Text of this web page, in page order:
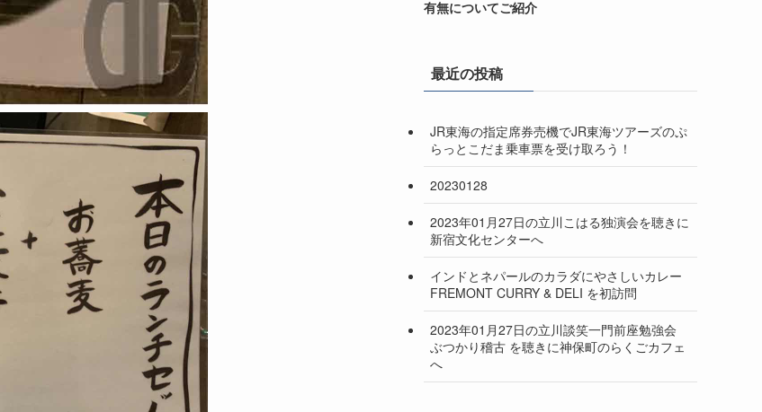
有無についてご紹介
最近の投稿
JR東海の指定席券売機でJR東海ツアーズのぷ
らっとこだま乗車票を受け取ろう！
20230128
2023年01月27日の立川こはる独演会を聴きに
新宿文化センターへ
インドとネパールのカラダにやさしいカレー
FREMONT CURRY & DELI を初訪問
2023年01月27日の立川談笑一門前座勉強会
ぶつかり稽古 を聴きに神保町のらくごカフェ
へ